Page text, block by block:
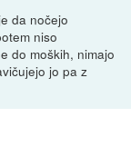
da nočejo
niso
do moških, nimajo
jo pa z